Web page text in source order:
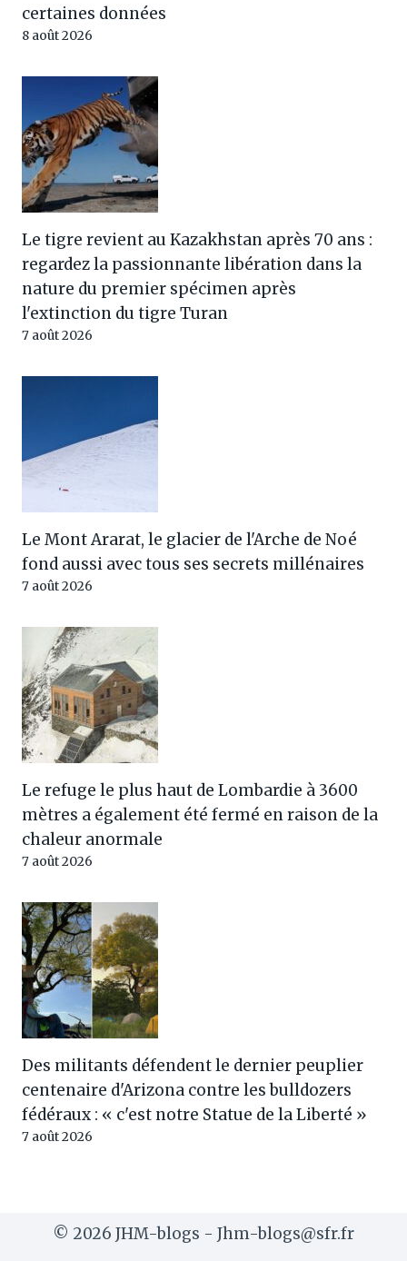
certaines données
8 août 2026
Le tigre revient au Kazakhstan après 70 ans :
regardez la passionnante libération dans la
nature du premier spécimen après
l'extinction du tigre Turan
7 août 2026
Le Mont Ararat, le glacier de l'Arche de Noé
fond aussi avec tous ses secrets millénaires
7 août 2026
Le refuge le plus haut de Lombardie à 3600
mètres a également été fermé en raison de la
chaleur anormale
7 août 2026
Des militants défendent le dernier peuplier
centenaire d'Arizona contre les bulldozers
fédéraux : « c'est notre Statue de la Liberté »
7 août 2026
© 2026 JHM-blogs - Jhm-blogs@sfr.fr